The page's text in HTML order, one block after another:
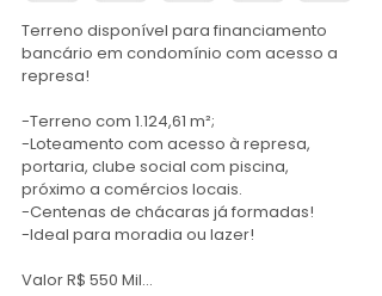
Terreno disponível para financiamento
bancário em condomínio com acesso a
represa!
-Terreno com 1.124,61 m²;
-Loteamento com acesso à represa,
portaria, clube social com piscina,
próximo a comércios locais.
-Centenas de chácaras já formadas!
-Ideal para moradia ou lazer!
Valor R$ 550 Mil